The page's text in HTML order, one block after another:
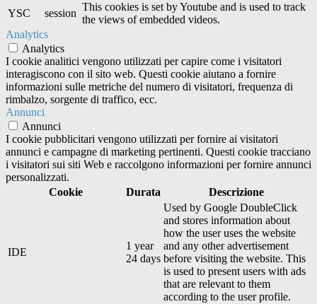
YSC
session
This cookies is set by Youtube and is used to track
the views of embedded videos.
Analytics
Analytics
I cookie analitici vengono utilizzati per capire come i visitatori
interagiscono con il sito web. Questi cookie aiutano a fornire
informazioni sulle metriche del numero di visitatori, frequenza di
rimbalzo, sorgente di traffico, ecc.
Annunci
Annunci
I cookie pubblicitari vengono utilizzati per fornire ai visitatori
annunci e campagne di marketing pertinenti. Questi cookie tracciano
i visitatori sui siti Web e raccolgono informazioni per fornire annunci
personalizzati.
Cookie
Durata Descrizione
IDE
1 year
24 days
Used by Google DoubleClick
and stores information about
how the user uses the website
and any other advertisement
before visiting the website. This
is used to present users with ads
that are relevant to them
according to the user profile.